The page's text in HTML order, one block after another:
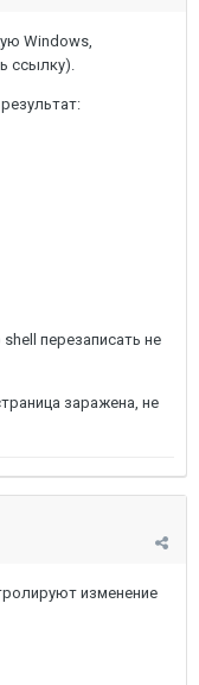
Windows,
ссылку).
перезаписать не
заражена, не
изменение